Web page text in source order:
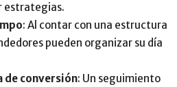
estrategias.
: Al contar con una estructura
pueden organizar su día
de conversión: Un seguimiento